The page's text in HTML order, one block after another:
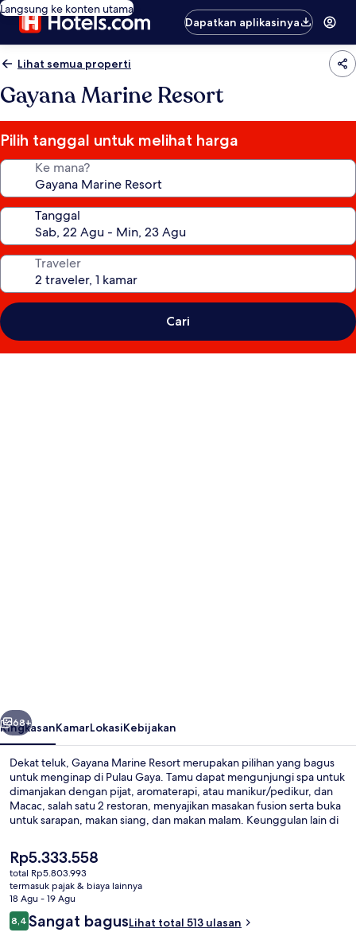
Langsung ke konten utama
Dapatkan aplikasinya
Lihat semua properti
Gayana Marine Resort
Pilih tanggal untuk melihat harga
Ke mana?
Tanggal
Traveler
Cari
Berikutnya
68+
RingkasanKamarLokasiKebijakan
Dekat teluk, Gayana Marine Resort merupakan pilihan yang bagus
untuk menginap di Pulau Gaya. Tamu dapat mengunjungi spa untuk
dimanjakan dengan pijat, aromaterapi, atau manikur/pedikur, dan
Macac, salah satu 2 restoran, menyajikan masakan fusion serta buka
untuk sarapan, makan siang, dan makan malam. Keunggulan lain di
tepi kolam renang. Para traveler memberikan ulasan yang baik
tentang staf dan kondisi keseluruhan.
Harga
saat
ini
Rp5.333.558
Rp5.333.558
total Rp5.803.993
termasuk pajak & biaya lainnya
18 Agu - 19 Agu
Ulasan
8,48,4 dari 10
Sangat bagusLihat total 513 ulasan